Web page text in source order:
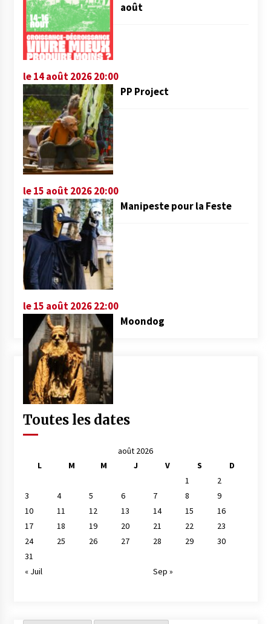
août
le 14 août 2026 20:00
PP Project
le 15 août 2026 20:00
Manipeste pour la Feste
le 15 août 2026 22:00
Moondog
Toutes les dates
août 2026
L
M M J V S
D
1
2
3
4 5 6 7 8
9
10
11 12 13 14 15
16
17
18 19 20 21 22
23
24
25 26 27 28 29
30
31
« Juil
Sep »